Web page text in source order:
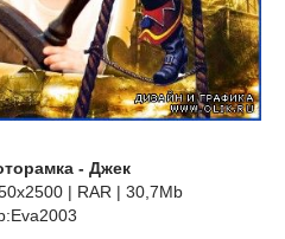
- Джек
| RAR | 30,7Mb